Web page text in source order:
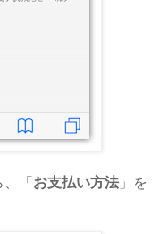
「 お支払い方法 」を